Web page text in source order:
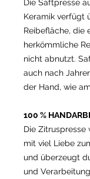
Die Saftpresse
Keramik verfügt
Reibefläche, die
herkömmliche
nicht abnutzt.
auch nach
der Hand, wie
100 %
Die Zitruspresse
mit viel Liebe
und überzeugt
und